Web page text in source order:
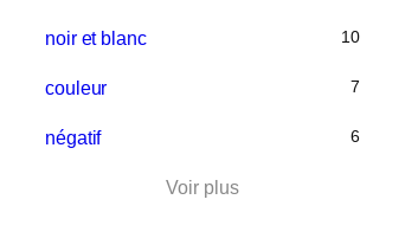
noir et blanc 10
couleur 7
négatif 6
Voir plus